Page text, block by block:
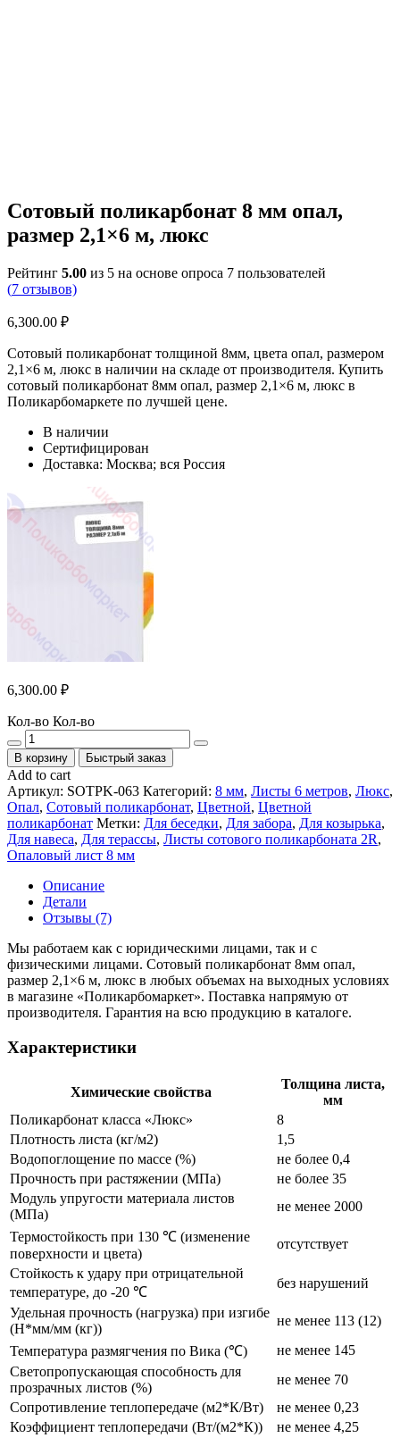
Сотовый поликарбонат 8 мм опал,
размер 2,1×6 м, люкс
Рейтинг 5.00 из 5 на основе опроса 7 пользователей
(7 отзывов)
6,300.00 ₽
Сотовый поликарбонат толщиной 8мм, цвета опал, размером
2,1×6 м, люкс в наличии на складе от производителя. Купить
сотовый поликарбонат 8мм опал, размер 2,1×6 м, люкс в
Поликарбомаркете по лучшей цене.
В наличии
Сертифицирован
Доставка: Москва; вся Россия
6,300.00 ₽
Кол-во Кол-во
В корзину Быстрый заказ
Add to cart
Артикул: SOTPK-063 Категорий: 8 мм, Листы 6 метров, Люкс,
Опал, Сотовый поликарбонат, Цветной, Цветной
поликарбонат Метки: Для беседки, Для забора, Для козырька,
Для навеса, Для терассы, Листы сотового поликарбоната 2R,
Опаловый лист 8 мм
Описание
Детали
Отзывы (7)
Мы работаем как с юридическими лицами, так и с
физическими лицами. Сотовый поликарбонат 8мм опал,
размер 2,1×6 м, люкс в любых объемах на выходных условиях
в магазине «Поликарбомаркет». Поставка напрямую от
производителя. Гарантия на всю продукцию в каталоге.
Характеристики
Химические свойства
Толщина листа,
мм
Поликарбонат класса «Люкс»
8
Плотность листа (кг/м2)
1,5
Водопоглощение по массе (%)
не более 0,4
Прочность при растяжении (МПа)
не более 35
Модуль упругости материала листов
(МПа)
не менее 2000
Термостойкость при 130 ℃ (изменение
поверхности и цвета)
отсутствует
Стойкость к удару при отрицательной
температуре, до -20 ℃
без нарушений
Удельная прочность (нагрузка) при изгибе
(Н*мм/мм (кг))
не менее 113 (12)
Температура размягчения по Вика (℃)
не менее 145
Светопропускающая способность для
прозрачных листов (%)
не менее 70
Сопротивление теплопередаче (м2*К/Вт)
не менее 0,23
Коэффициент теплопередачи (Вт/(м2*К))
не менее 4,25